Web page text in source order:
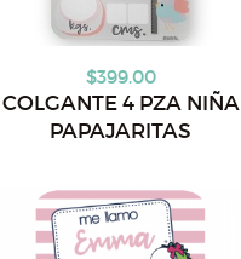
$399.00
COLGANTE 4 PZA NIÑA
PAPAJARITAS